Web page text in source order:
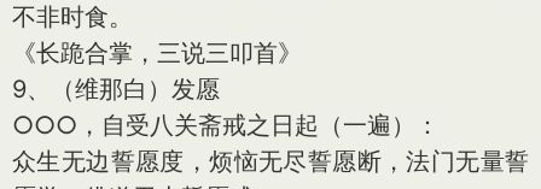
不非时食。
《长跪合掌，三说三叩首》
9、（维那白）发愿
○○○，自受八关斋戒之日起（一遍）：
众生无边誓愿度，烦恼无尽誓愿断，法门无量誓